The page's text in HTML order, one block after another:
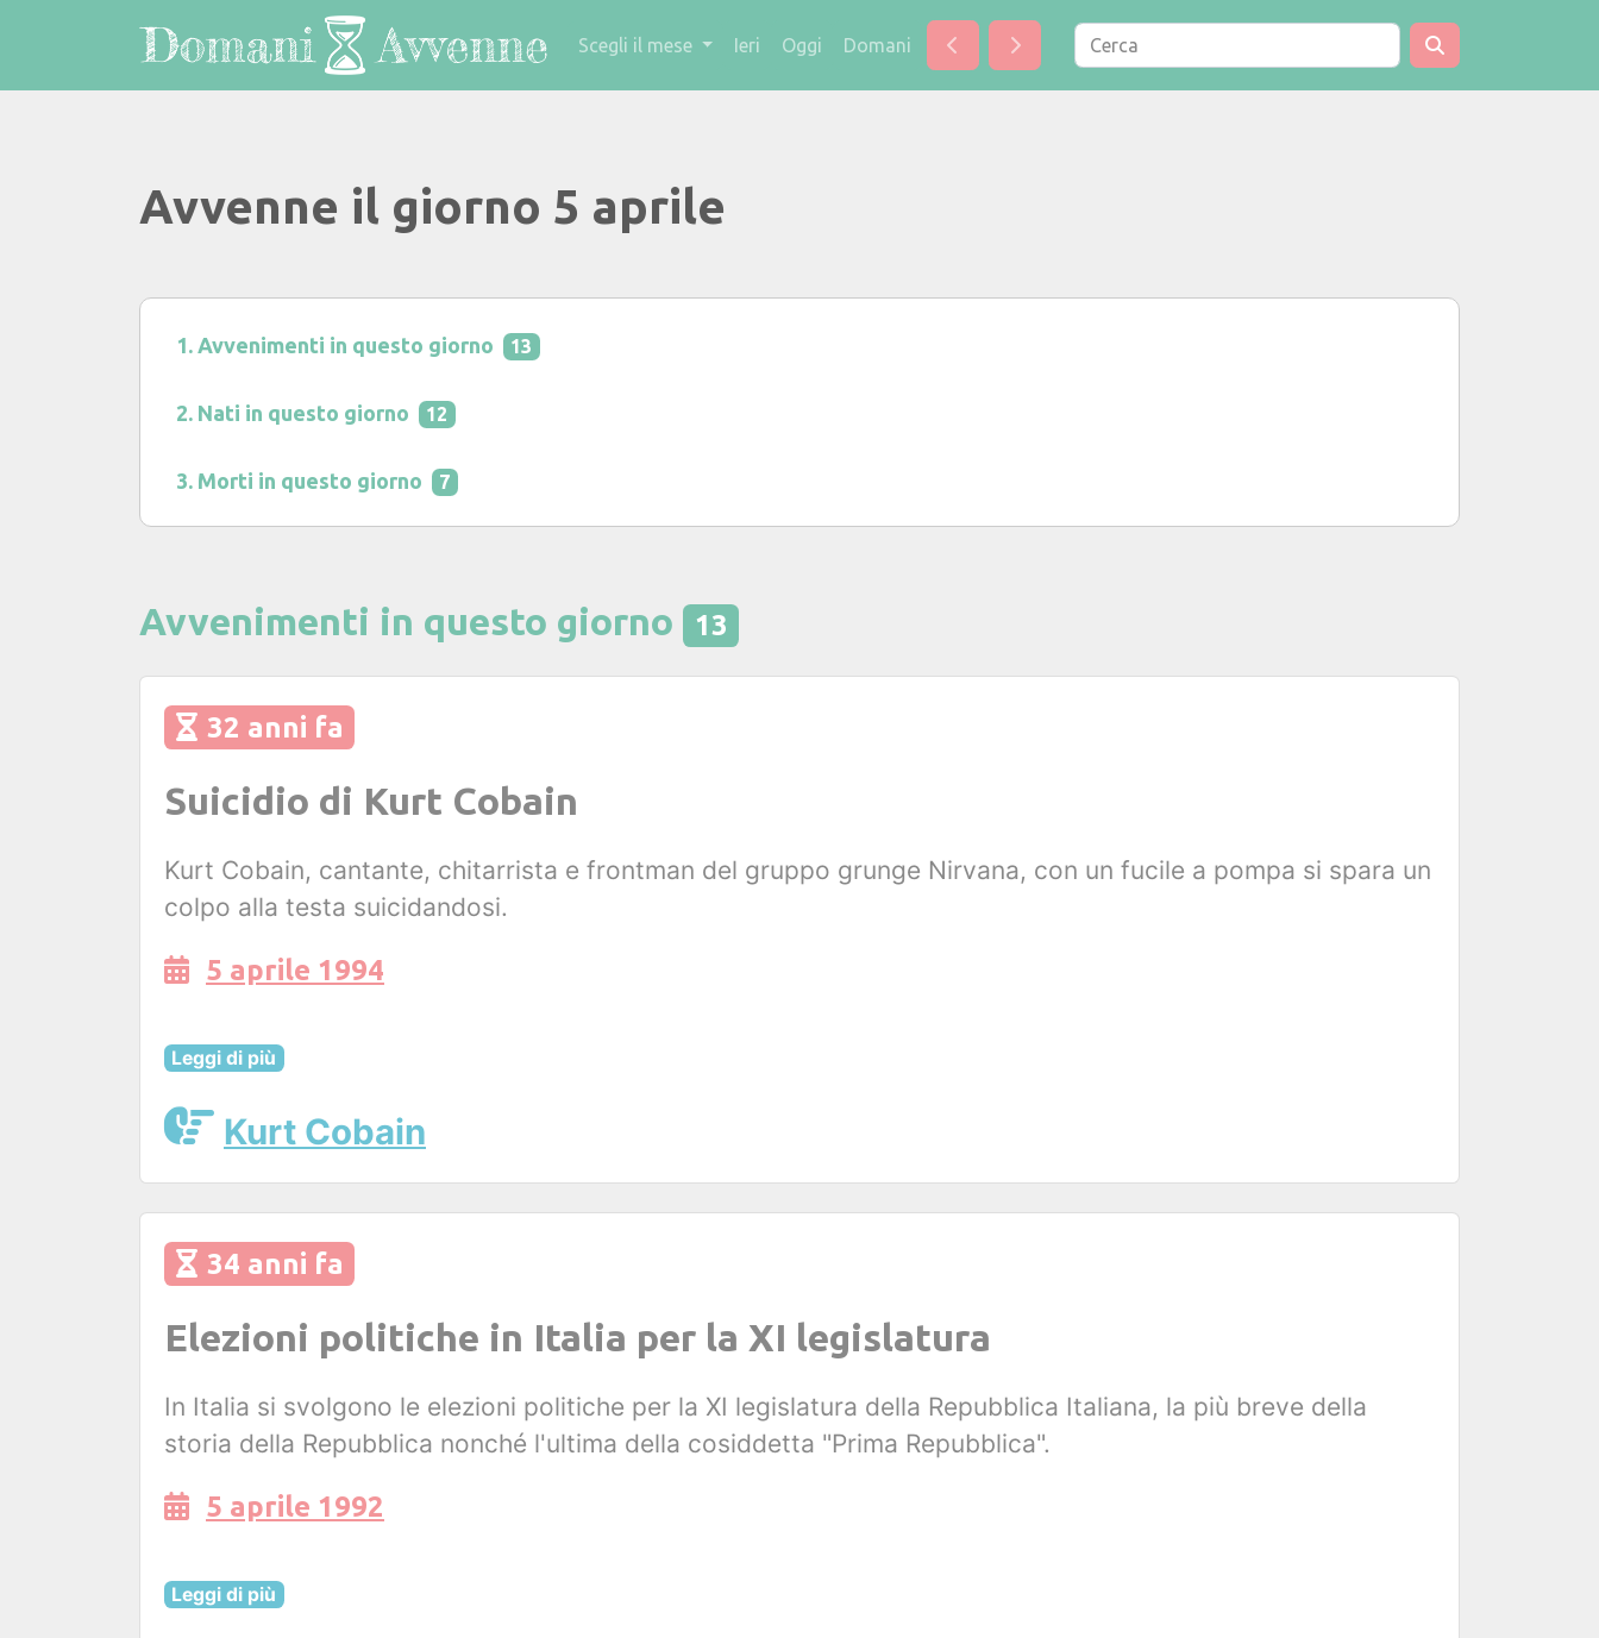
Scegli il mese Ieri Oggi Domani
Avvenne il giorno 5 aprile
Avvenimenti in questo giorno 13
Nati in questo giorno 12
Morti in questo giorno 7
Avvenimenti in questo giorno 13
32 anni fa
Suicidio di Kurt Cobain
Kurt Cobain, cantante, chitarrista e frontman del gruppo grunge Nirvana, con un fucile a pompa si spara un
colpo alla testa suicidandosi.
5 aprile 1994
Leggi di più
Kurt Cobain
34 anni fa
Elezioni politiche in Italia per la XI legislatura
In Italia si svolgono le elezioni politiche per la XI legislatura della Repubblica Italiana, la più breve della
storia della Repubblica nonché l'ultima della cosiddetta "Prima Repubblica".
5 aprile 1992
Leggi di più